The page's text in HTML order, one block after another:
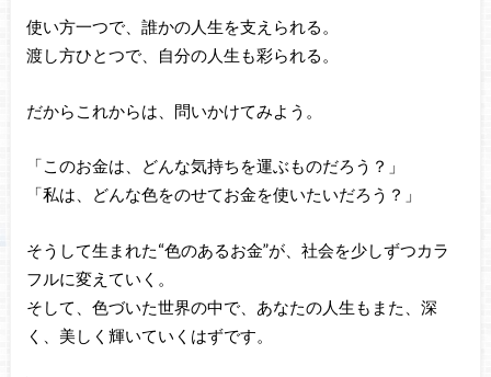
使い方一つで、誰かの人生を支えられる。
渡し方ひとつで、自分の人生も彩られる。
だからこれからは、問いかけてみよう。
「このお金は、どんな気持ちを運ぶものだろう？」
「私は、どんな色をのせてお金を使いたいだろう？」
そうして生まれた“色のあるお金”が、社会を少しずつカラ
フルに変えていく。
そして、色づいた世界の中で、あなたの人生もまた、深
く、美しく輝いていくはずです。